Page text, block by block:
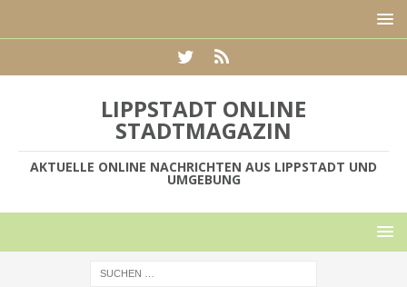
LIPPSTADT ONLINE
STADTMAGAZIN
AKTUELLE ONLINE NACHRICHTEN AUS LIPPSTADT UND
UMGEBUNG